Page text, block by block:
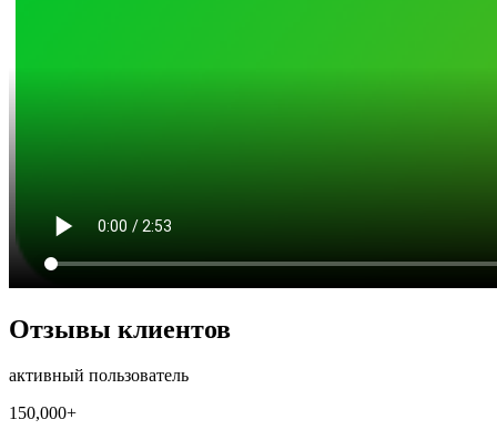
Отзывы клиентов
активный пользователь
150,000+